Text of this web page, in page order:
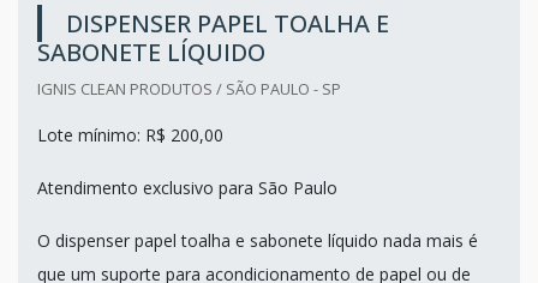
DISPENSER PAPEL TOALHA E
SABONETE LÍQUIDO
IGNIS CLEAN PRODUTOS / SÃO PAULO - SP
Lote mínimo: R$ 200,00
Atendimento exclusivo para São Paulo
O dispenser papel toalha e sabonete líquido nada mais é
que um suporte para acondicionamento de papel ou de